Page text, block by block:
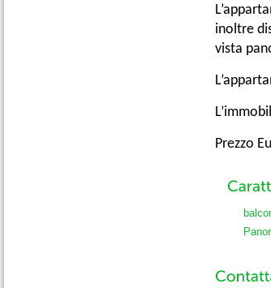
inoltre
vista
Prezzo